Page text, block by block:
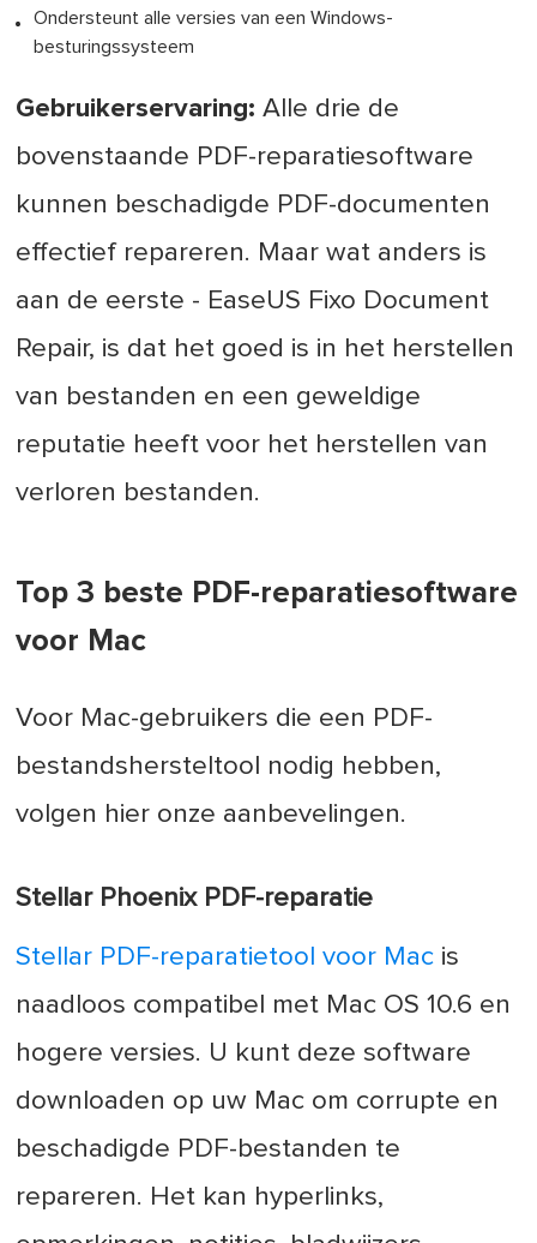
Ondersteunt alle versies van een Windows-
besturingssysteem
Gebruikerservaring: Alle drie de
bovenstaande PDF-reparatiesoftware
kunnen beschadigde PDF-documenten
effectief repareren. Maar wat anders is
aan de eerste - EaseUS Fixo Document
Repair, is dat het goed is in het herstellen
van bestanden en een geweldige
reputatie heeft voor het herstellen van
verloren bestanden.
Top 3 beste PDF-reparatiesoftware
voor Mac
Voor Mac-gebruikers die een PDF-
bestandshersteltool nodig hebben,
volgen hier onze aanbevelingen.
Stellar Phoenix PDF-reparatie
Stellar PDF-reparatietool voor Mac is
naadloos compatibel met Mac OS 10.6 en
hogere versies. U kunt deze software
downloaden op uw Mac om corrupte en
beschadigde PDF-bestanden te
repareren. Het kan hyperlinks,